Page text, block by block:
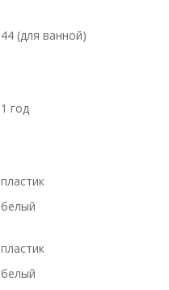
44 (для ванной)
1 год
пластик
белый
пластик
белый